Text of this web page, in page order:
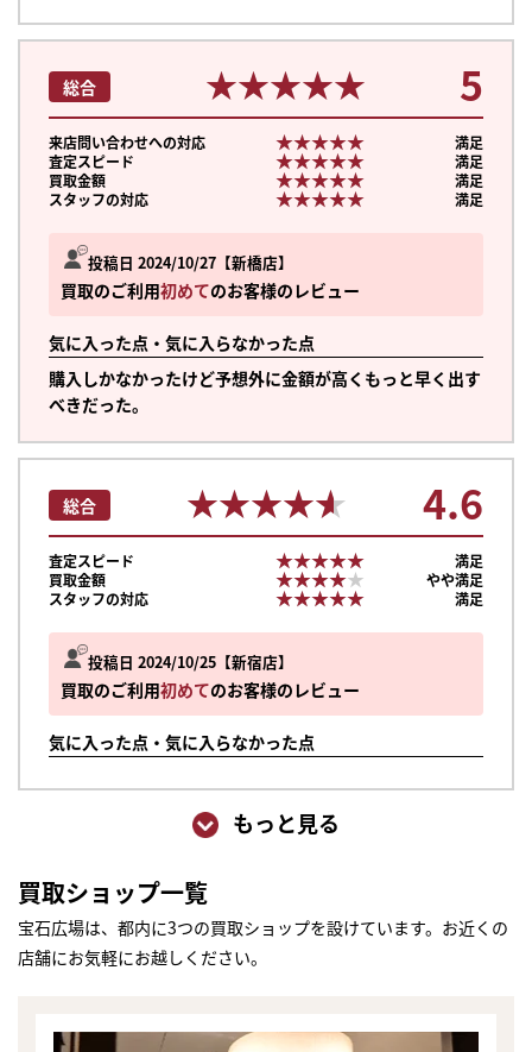
投稿日 2024/10/27 新橋店
買取のご利用初めてのお客様のレビュー
気に入った点・気に入らなかった点
購入しかなかったけど予想外に金額が高くもっと早く出す
べきだった。
総合 ★★★★★
★★★★★ 5
来店問い合わせへの対応 ★★★★★
★★★★★
満足
査定スピード
★★★★★
★★★★★
満足
買取金額
★★★★★
★★★★★
満足
スタッフの対応
★★★★★
★★★★★ 満足
投稿日 2024/10/25 新宿店
買取のご利用初めてのお客様のレビュー
気に入った点・気に入らなかった点
総合 ★★★★★
★★★★★ 4.6
査定スピード ★★★★★
★★★★★
満足
買取金額
★★★★★
★★★★★
やや満足
スタッフの対応
★★★★★
★★★★★ 満足
もっと見る
買取ショップ一覧
宝石広場は、都内に3つの買取ショップを設けています。お近くの
店舗にお気軽にお越しください。